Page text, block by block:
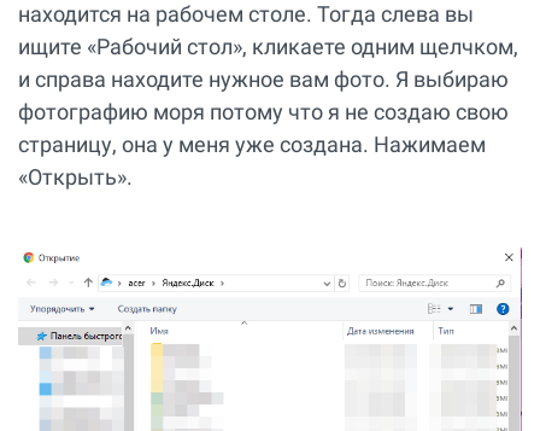
находится на рабочем столе. Тогда слева вы
ищите «Рабочий стол», кликаете одним щелчком,
и справа находите нужное вам фото. Я выбираю
фотографию моря потому что я не создаю свою
страницу, она у меня уже создана. Нажимаем
«Открыть».